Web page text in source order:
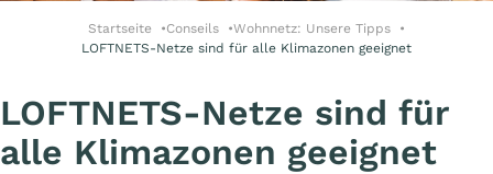
Startseite Conseils
Wohnnetz: Unsere Tipps
LOFTNETS-Netze sind für alle Klimazonen geeignet
LOFTNETS-Netze sind für
alle Klimazonen geeignet